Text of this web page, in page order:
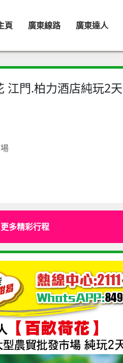
廣東達人
廣東線路
頁
江門.柏力酒店純玩2天
多精彩行程